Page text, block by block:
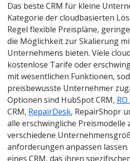
Das beste CRM für kleine
Kategorie der cloudbasierten
Regel flexible Preispläne,
die Möglichkeit zur Skalierung
Unternehmens bieten. Viele
kostenlose Tarife oder
mit wesentlichen Funktionen,
preisbewusste Unternehmer
Optionen sind HubSpot CRM,
CRM, RepairDesk, RepairShopr
alle erschwingliche Preismodelle
verschiedene
anforderungen anpassen
eines CRM, das ihren